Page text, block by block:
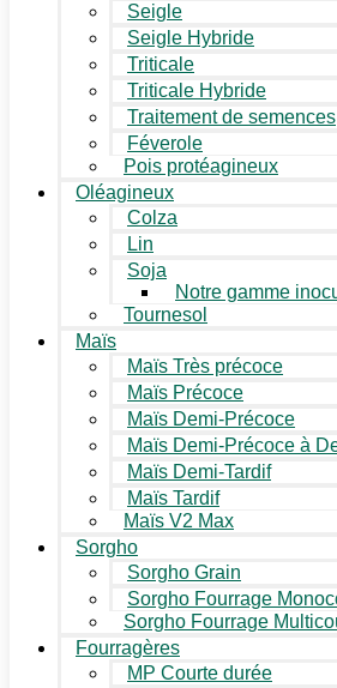
Seigle
Seigle Hybride
Triticale
Triticale Hybride
Traitement de semences
Féverole
Pois protéagineux
Oléagineux
Colza
Lin
Soja
Notre gamme
Tournesol
Maïs
Maïs Très précoce
Maïs Précoce
Maïs Demi-Précoce
Maïs Demi-Précoce à
Maïs Demi-Tardif
Maïs Tardif
Maïs V2 Max
Sorgho
Sorgho Grain
Sorgho Fourrage
Sorgho Fourrage
Fourragères
MP Courte durée